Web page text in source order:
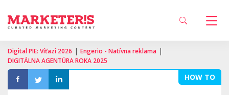
Digital PIE: Víťazi 2026 | Engerio - Natívna reklama |
DIGITÁLNA AGENTÚRA ROKA 2025
HOW TO